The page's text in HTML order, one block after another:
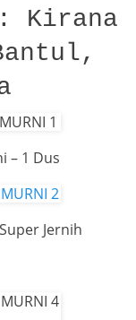
Kirana
– 1 Dus
Jernih